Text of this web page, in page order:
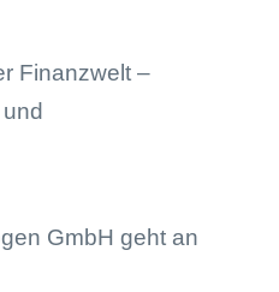
Finanzwelt –
GmbH geht an